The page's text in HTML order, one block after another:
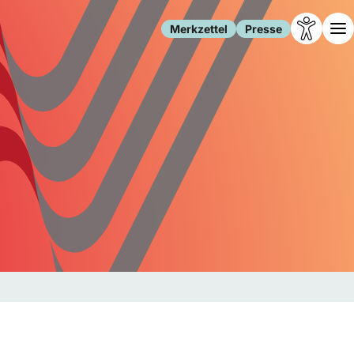
Merkzettel Presse
Leben
Familie
Freizeit
Gesundheit
Internet
Gesellschaft
Forschung
Migration
Polizei